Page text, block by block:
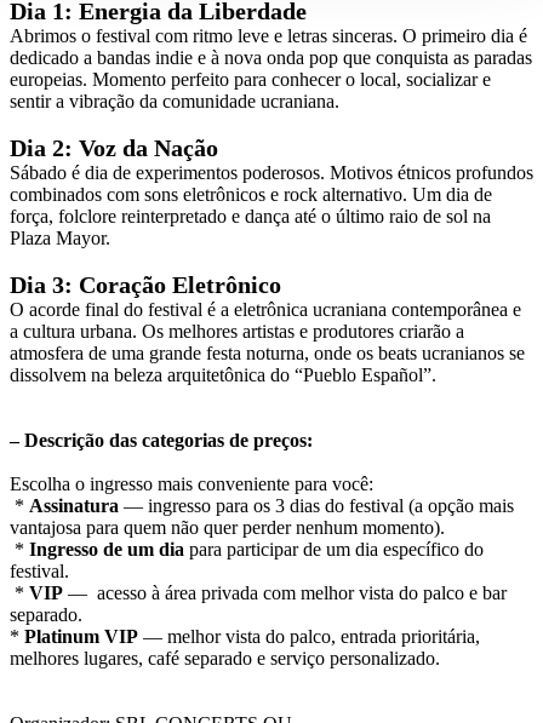
Dia 1: Energia da Liberdade
Abrimos o festival com ritmo leve e letras sinceras. O primeiro dia é
dedicado a bandas indie e à nova onda pop que conquista as paradas
europeias. Momento perfeito para conhecer o local, socializar e
sentir a vibração da comunidade ucraniana.
Dia 2: Voz da Nação
Sábado é dia de experimentos poderosos. Motivos étnicos profundos
combinados com sons eletrônicos e rock alternativo. Um dia de
força, folclore reinterpretado e dança até o último raio de sol na
Plaza Mayor.
Dia 3: Coração Eletrônico
O acorde final do festival é a eletrônica ucraniana contemporânea e
a cultura urbana. Os melhores artistas e produtores criarão a
atmosfera de uma grande festa noturna, onde os beats ucranianos se
dissolvem na beleza arquitetônica do “Pueblo Español”.
– Descrição das categorias de preços:
Escolha o ingresso mais conveniente para você:
* Assinatura — ingresso para os 3 dias do festival (a opção mais
vantajosa para quem não quer perder nenhum momento).
* Ingresso de um dia para participar de um dia específico do
festival.
* VIP — acesso à área privada com melhor vista do palco e bar
separado.
* Platinum VIP — melhor vista do palco, entrada prioritária,
melhores lugares, café separado e serviço personalizado.